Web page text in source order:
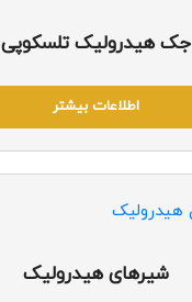
جک هیدرولیک تلسکوپی
اطلاعات بیشتر
شیرهای هیدرولیک